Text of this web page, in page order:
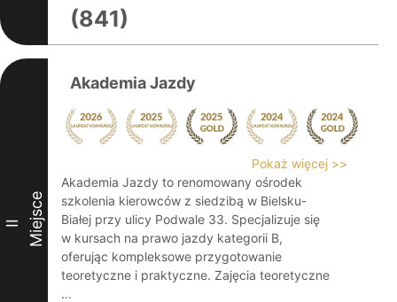
(841)
II Miejsce
Akademia Jazdy
Pokaż więcej >>
Akademia Jazdy to renomowany ośrodek
szkolenia kierowców z siedzibą w Bielsku-
Białej przy ulicy Podwale 33. Specjalizuje się
w kursach na prawo jazdy kategorii B,
oferując kompleksowe przygotowanie
teoretyczne i praktyczne. Zajęcia teoretyczne
...